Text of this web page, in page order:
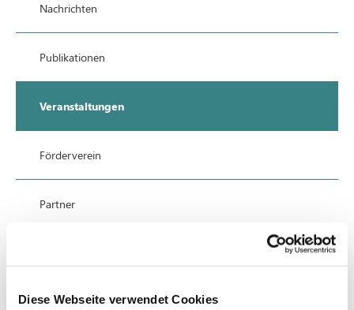
Diese Webseite verwendet Cookies
Nachrichten
Publikationen
Veranstaltungen
Förderverein
Partner
Kontakt